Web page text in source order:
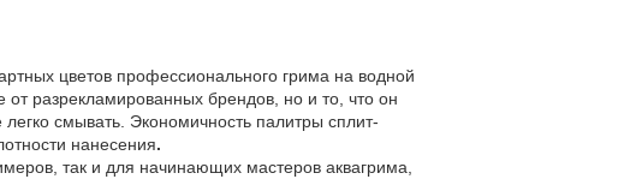
цветов профессионального грима на водной
разрекламированных брендов, но и то, что он
смывать. Экономичность палитры сплит-
нанесения.
так и для начинающих мастеров аквагрима,